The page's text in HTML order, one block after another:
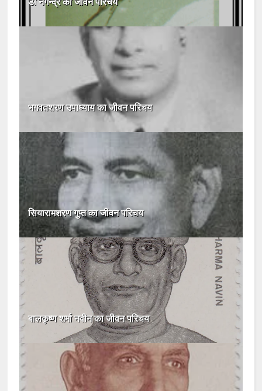
भगवतशरण उपाध्याय का जीवन परिचय
सियारामशरण गुप्त का जीवन परिचय
बालकृष्ण शर्मा नवीन का जीवन परिचय